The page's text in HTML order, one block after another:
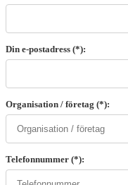
Din e-postadress (*):
Organisation / företag (*):
Telefonnummer (*):